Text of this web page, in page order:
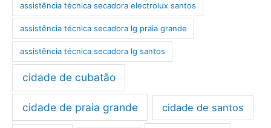
assistência técnica secadora electrolux santos
assistência técnica secadora lg praia grande
assistência técnica secadora lg santos
cidade de cubatão
cidade de praia grande cidade de santos